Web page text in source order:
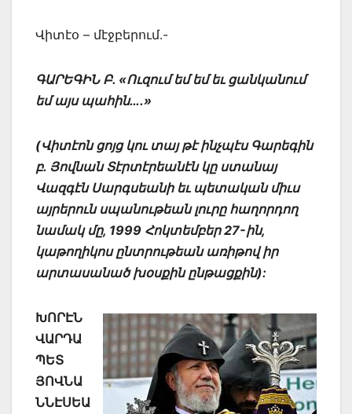
Վիտէօ – մէջբերում.-
ԳԱՐԵԳԻՆ Բ. «Ուզում եմ եմ եւ ցանկանում
եմ այս պահին….»
(Վիտէոն ցոյց կու տայ թէ ինչպէս Գարեգին
բ. Յովնան Տէրտէրեանէն կը ստանայ
Վազգէն Սարգսեանի եւ պետական միւս
այրերուն սպանութեան լուրը հաղորդող
նամակ մը, 1999 Հոկտեմբեր 27-ին,
կաթողիկոս ընտրութեան առիթով իր
արտասանած խօսքին ընթացքին):
ԽՈՐԷՆ
ՎԱՐԴԱ
ՊԵՏ
ՅՈՎՆԱ
ՆՆԷՍԵԱ